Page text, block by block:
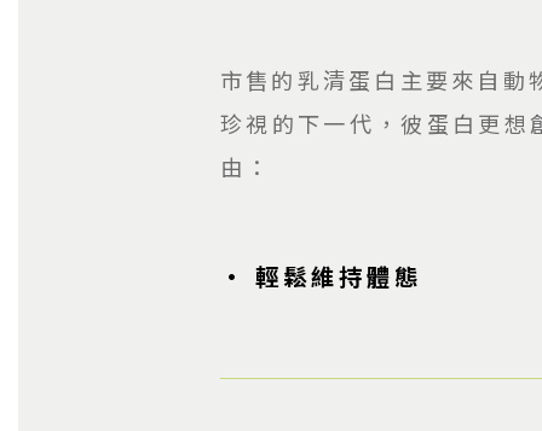
市售的乳清蛋白主要來自
珍視的下一代，彼蛋白更
由：
• 輕鬆維持體態